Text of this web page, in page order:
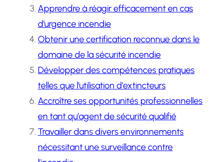
Apprendre à réagir efficacement en cas
d’urgence incendie
Obtenir une certification reconnue dans le
domaine de la sécurité incendie
Développer des compétences pratiques
telles que l’utilisation d’extincteurs
Accroître ses opportunités professionnelles
en tant qu’agent de sécurité qualifié
Travailler dans divers environnements
nécessitant une surveillance contre